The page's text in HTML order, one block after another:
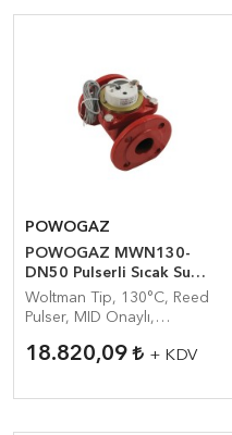
POWOGAZ
POWOGAZ MWN130-
DN50 Pulserli Sıcak Su
Sayacı
Woltman Tip, 130°C, Reed
Pulser, MID Onaylı,
18.820,09 + KDV